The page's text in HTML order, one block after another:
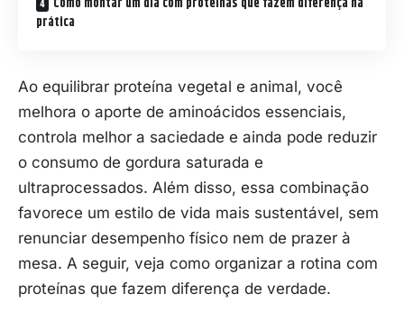
prática
Ao equilibrar proteína vegetal e animal, você
melhora o aporte de aminoácidos essenciais,
controla melhor a saciedade e ainda pode reduzir
o consumo de gordura saturada e
ultraprocessados. Além disso, essa combinação
favorece um estilo de vida mais sustentável, sem
renunciar desempenho físico nem de prazer à
mesa. A seguir, veja como organizar a rotina com
proteínas que fazem diferença de verdade.